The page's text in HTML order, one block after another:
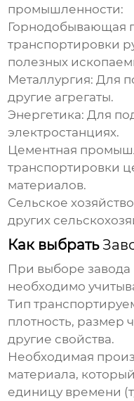
промышленности:
Горнодобывающая
транспортировки
полезных
Металлургия: Для
другие агрегаты.
Энергетика: Для
электростанциях.
Цементная
транспортировки
материалов.
Сельское
других
Как выбрать
При выборезавода
необходимо
Тип
плотность, размер
другие свойства.
Необходимая
материала,
единицу времени